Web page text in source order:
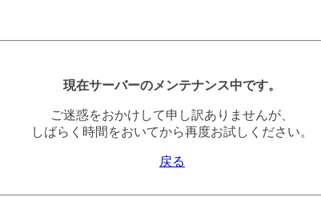
現在サーバーのメンテナンス中です。
ご迷惑をおかけして申し訳ありませんが、
しばらく時間をおいてから再度お試しください。
戻る